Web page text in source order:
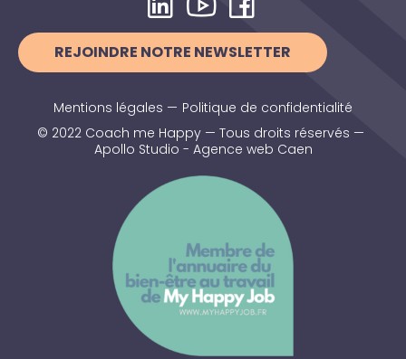
REJOINDRE NOTRE NEWSLETTER
Mentions légales — Politique de confidentialité
© 2022 Coach me Happy — Tous droits réservés —
Apollo Studio - Agence web Caen